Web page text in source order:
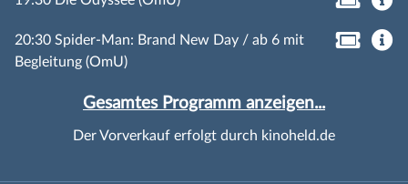
20:30 Spider-Man: Brand New Day / ab 6 mit
Begleitung (OmU)
Gesamtes Programm anzeigen...
Der Vorverkauf erfolgt durch kinoheld.de